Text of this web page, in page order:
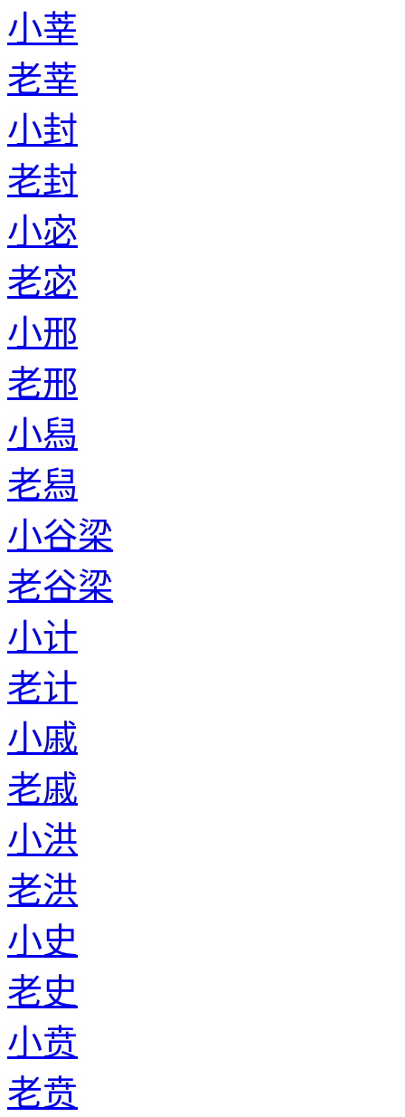
小莘
老莘
小封
老封
小宓
老宓
小邢
老邢
小舄
老舄
小谷梁
老谷梁
小计
老计
小戚
老戚
小洪
老洪
小史
老史
小贲
老贲